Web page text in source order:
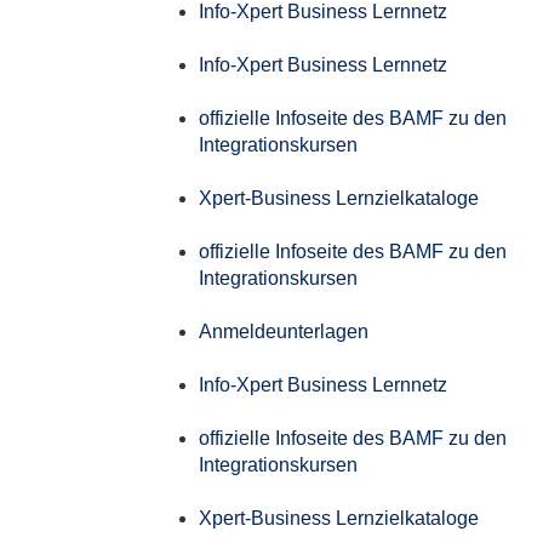
Info-Xpert Business Lernnetz
Info-Xpert Business Lernnetz
offizielle Infoseite des BAMF zu den
Integrationskursen
Xpert-Business Lernzielkataloge
offizielle Infoseite des BAMF zu den
Integrationskursen
Anmeldeunterlagen
Info-Xpert Business Lernnetz
offizielle Infoseite des BAMF zu den
Integrationskursen
Xpert-Business Lernzielkataloge